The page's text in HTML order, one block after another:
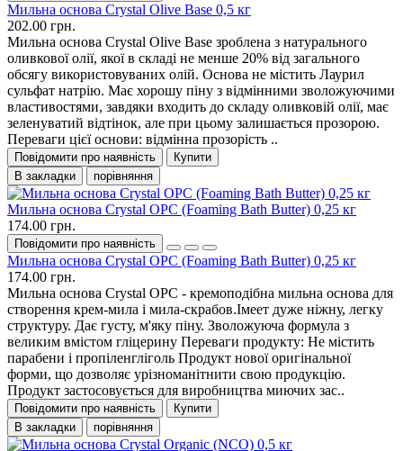
Мильна основа Crystal Olive Base 0,5 кг
202.00 грн.
Мильна основа Crystal Olive Base зроблена з натурального
оливкової олії, якої в складі не менше 20% від загального
обсягу використовуваних олій. Основа не містить Лаурил
сульфат натрію. Має хорошу піну з відмінними зволожуючими
властивостями, завдяки входить до складу оливковій олії, має
зеленуватий відтінок, але при цьому залишається прозорою.
Переваги цієї основи: відмінна прозорість ..
Повідомити про наявність
Купити
В закладки
порівняння
Мильна основа Crystal OPC (Foaming Bath Butter) 0,25 кг
174.00 грн.
Повідомити про наявність
Мильна основа Crystal OPC (Foaming Bath Butter) 0,25 кг
174.00 грн.
Мильна основа Crystal OPC - кремоподібна мильна основа для
створення крем-мила і мила-скрабов.Імеет дуже ніжну, легку
структуру. Дає густу, м'яку піну. Зволожуюча формула з
великим вмістом гліцерину Переваги продукту: Не містить
парабени і пропіленгліголь Продукт нової оригінальної
форми, що дозволяє урізноманітнити свою продукцію.
Продукт застосовується для виробництва миючих зас..
Повідомити про наявність
Купити
В закладки
порівняння